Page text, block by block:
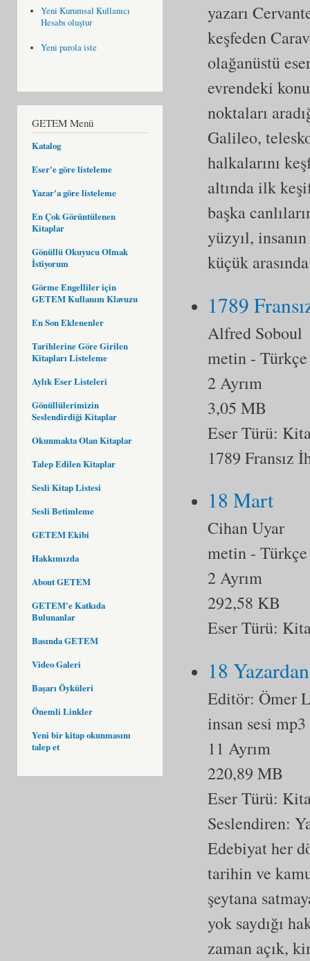
Yeni Kurumsal Kullanıcı
Hesabı oluştur
Yeni parola iste
GETEM Menü
Katalog
Eser'e göre listeleme
Yazar'a göre listeleme
En Çok Görüntülenen
Kitaplar
Gönüllü Okuyucu Olmak
İstiyorum
Görme Engelliler için
GETEM Kullanım Klavuzu
En Son Eklenenler
Tarihlerine Göre Girilen
Kitapları Listeleme
Aylık Eser Listeleri
Gönüllülerimizin
Seslendirdiği Kitaplar
Okunmakta Olan Kitaplar
Talep Edilen Kitaplar
Sesli Kitap Listesi
Sesli Betimleme
GETEM Ekibi
Hakkımızda
About GETEM
GETEM'e Katkıda
Bulunanlar
Basında GETEM
Video Galeri
Başarı Öyküleri
Önemli Linkler
Yeni bir kitap okunmasını
talep et
yazarı
keşfeden
olağanüstü
evrendeki
noktaları
Galileo,
halkalarını
altında ilk
başka
yüzyıl,
küçük
1789
Alfred Soboul
metin - Türkçe
2 Ayrım
3,05 MB
Eser Türü:
1789 Fransız
18 Mart
Cihan Uyar
metin - Türkçe
2 Ayrım
292,58 KB
Eser Türü:
18
Editör: Ömer
insan sesi mp3
11 Ayrım
220,89 MB
Eser Türü:
Seslendiren:
Edebiyat her
tarihin ve
şeytana
yok saydığı
zaman açık,